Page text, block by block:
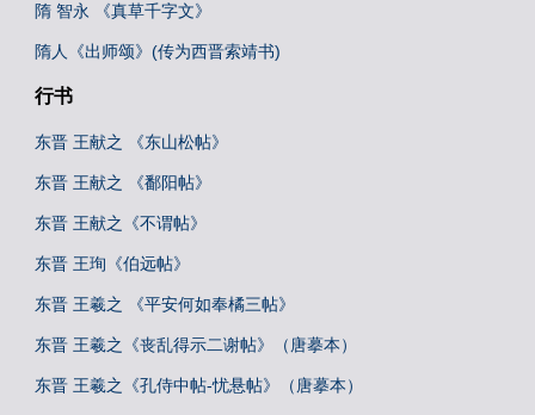
隋 智永 《真草千字文》
隋人《出师颂》(传为西晋索靖书)
行书
东晋 王献之 《东山松帖》
东晋 王献之 《鄱阳帖》
东晋 王献之《不谓帖》
东晋 王珣《伯远帖》
东晋 王羲之 《平安何如奉橘三帖》
东晋 王羲之《丧乱得示二谢帖》（唐摹本）
东晋 王羲之《孔侍中帖-忧悬帖》（唐摹本）